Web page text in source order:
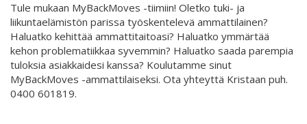
Tule mukaan MyBackMoves -tiimiin! Oletko tuki- ja
liikuntaelämistön parissa työskentelevä ammattilainen?
Haluatko kehittää ammattitaitoasi? Haluatko ymmärtää
kehon problematiikkaa syvemmin? Haluatko saada parempia
tuloksia asiakkaidesi kanssa? Koulutamme sinut
MyBackMoves -ammattilaiseksi. Ota yhteyttä Kristaan puh.
0400 601819.